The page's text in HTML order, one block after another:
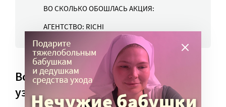
ВО СКОЛЬКО ОБОШЛАСЬ АКЦИЯ:
АГЕНТСТВО: RICHI
Все в едином стиле, следите за
узнаваемостью